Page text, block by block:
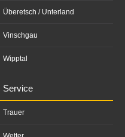
Überetsch / Unterland
Vinschgau
Wipptal
Service
Trauer